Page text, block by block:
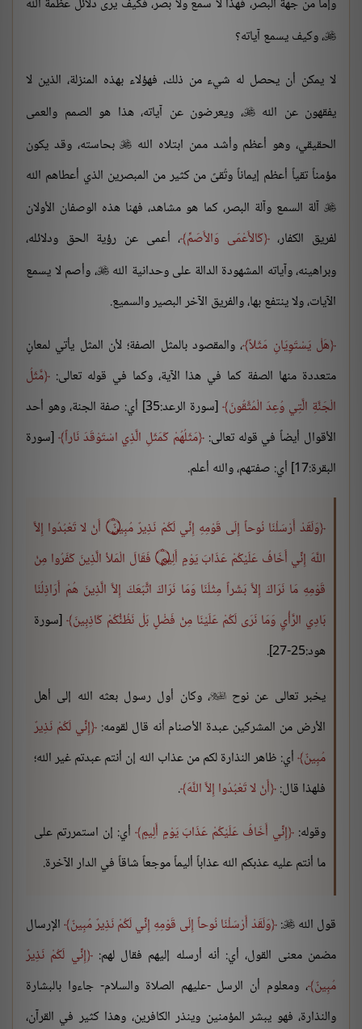
، وكيف يسمع آياته؟
لا يمكن أن يحصل له شيء من ذلك، فهؤلاء بهذه المنزلة، الذين لا
يفقهون عن الله، ويعرضون عن آياته، هذا هو الصمم والعمى
الحقيقي، وهو أعظم وأشد ممن ابتلاه الله بحاسته، وقد يكون
مؤمناً تقياً أعظم إيماناً وتُقىً من كثير من المبصرين الذي أعطاهم الله
 آلة السمع وآلة البصر، كما هو مشاهد، فهنا هذه الوصفان الأولان
لفريق الكفار، كَالأَعْمَى وَالأَصَمِّ ، أعمى عن رؤية الحق ودلائله،
وبراهينه، وآياته المشهودة الدالة على وحدانية الله، وأصم لا يسمع
الآيات، ولا ينتفع بها، والفريق الآخر البصير والسميع.
هَلْ يَسْتَوِيَانِ مَثَلاً ، والمقصود بالمثل الصفة؛ لأن المثل يأتي لمعانٍ
متعددة منها الصفة كما في هذا الآية، وكما في قوله تعالى: مَّثَلُ
الْجَنَّةِ الَّتِي وُعِدَ الْمُتَّقُونَ
[سورة الرعد:35] أي: صفة الجنة، وهو أحد
الأقوال أيضاً في قوله تعالى: مَثَلُهُمْ كَمَثَلِ الَّذِي اسْتَوْقَدَ نَاراً [سورة
البقرة:17] أي: صفتهم، والله أعلم.
وَلَقَدْ أَرْسَلْنَا نُوحاً إِلَى قَوْمِهِ إِنِّي لَكُمْ نَذِيرٌ مُبِينٌ ۝ أَنْ لا تَعْبُدُوا إِلاَّ
اللَّهَ إِنِّي أَخَافُ عَلَيْكُمْ عَذَابَ يَوْمٍ أَلِيمٍ ۝ فَقَالَ الْمَلأ الَّذِينَ كَفَرُوا مِنْ
قَوْمِهِ مَا نَرَاكَ إِلاَّ بَشَراً مِثْلَنَا وَمَا نَرَاكَ اتَّبَعَكَ إِلاَّ الَّذِينَ هُمْ أَرَاذِلُنَا
بَادِي الرَّأْيِ وَمَا نَرَى لَكُمْ عَلَيْنَا مِنْ فَضْلٍ بَلْ نَظُنُّكُمْ كَاذِبِينَ [سورة
هود:25-27].
يخبر تعالى عن نوح، وكان أول رسول بعثه الله إلى أهل
الأرض من المشركين عبدة الأصنام أنه قال لقومه: إِنِّي لَكُمْ نَذِيرٌ
مُبِينٌ أي: ظاهر النذارة لكم من عذاب الله إن أنتم عبدتم غير الله؛
فلهذا قال: أَنْ لا تَعْبُدُوا إِلاَّ اللَّهَ .
وقوله: إِنِّي أَخَافُ عَلَيْكُمْ عَذَابَ يَوْمٍ أَلِيمٍ أي: إن استمررتم على
ما أنتم عليه عذبكم الله عذاباً أليماً موجعاً شاقاً في الدار الآخرة.
قول الله 
: وَلَقَدْ أَرْسَلْنَا نُوحاً إِلَى قَوْمِهِ إِنِّي لَكُمْ نَذِيرٌ مُبِينٌ الإرسال
مضمن معنى القول، أي: أنه أرسله إليهم فقال لهم: إِنِّي لَكُمْ نَذِيرٌ
مُبِينٌ ، ومعلوم أن الرسل -عليهم الصلاة والسلام- جاءوا بالبشارة
والنذارة، فهو يبشر المؤمنين وينذر الكافرين، وهذا كثير في القرآن،